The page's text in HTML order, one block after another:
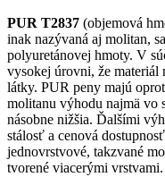
PUR T2837 (objemová
inak nazývaná aj molitan,
polyuretánovej hmoty. V
vysokej úrovni, že materiál
látky. PUR peny majú
molitanu výhodu najmä vo
násobne nižšia. Ďalšími
stálosť a cenová
jednovrstvové, takzvané
tvorené viacerými vrstvami.